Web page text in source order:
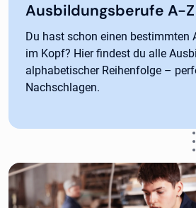
Ausbildungsberufe A-Z
Du hast schon einen bestimmten
im Kopf? Hier findest du alle
alphabetischer Reihenfolge –
Nachschlagen.